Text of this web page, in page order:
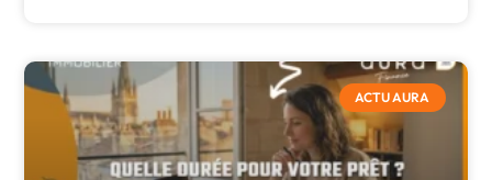
ACTU AURA